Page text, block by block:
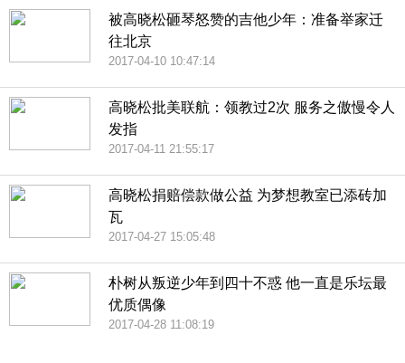
被高晓松砸琴怒赞的吉他少年：准备举家迁
往北京
2017-04-10 10:47:14
高晓松批美联航：领教过2次 服务之傲慢令人
发指
2017-04-11 21:55:17
高晓松捐赔偿款做公益 为梦想教室已添砖加
瓦
2017-04-27 15:05:48
朴树从叛逆少年到四十不惑 他一直是乐坛最
优质偶像
2017-04-28 11:08:19